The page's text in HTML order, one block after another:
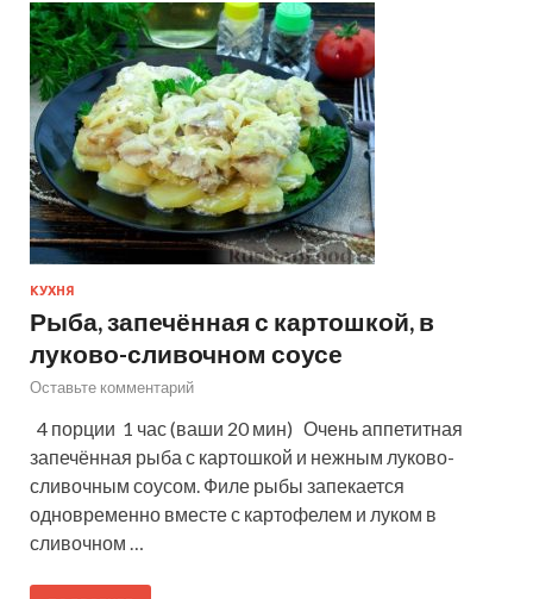
КУХНЯ
Рыба, запечённая с картошкой, в
луково-сливочном соусе
Оставьте комментарий
4 порции 1 час (ваши 20 мин) Очень аппетитная
запечённая рыба с картошкой и нежным луково-
сливочным соусом. Филе рыбы запекается
одновременно вместе с картофелем и луком в
сливочном …